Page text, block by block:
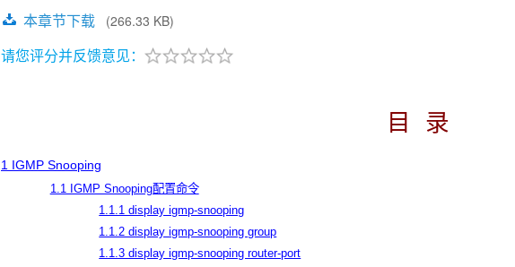
本章节下载 (266.33 KB)
请您评分并反馈意见：
目 录
1 IGMP Snooping
1.1 IGMP Snooping配置命令
1.1.1 display igmp-snooping
1.1.2 display igmp-snooping group
1.1.3 display igmp-snooping router-port